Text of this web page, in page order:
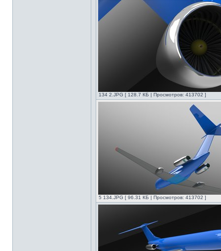
134 2.JPG [ 128.7 КБ | Просмотров: 413702 ]
5 134.JPG [ 96.31 КБ | Просмотров: 413702 ]